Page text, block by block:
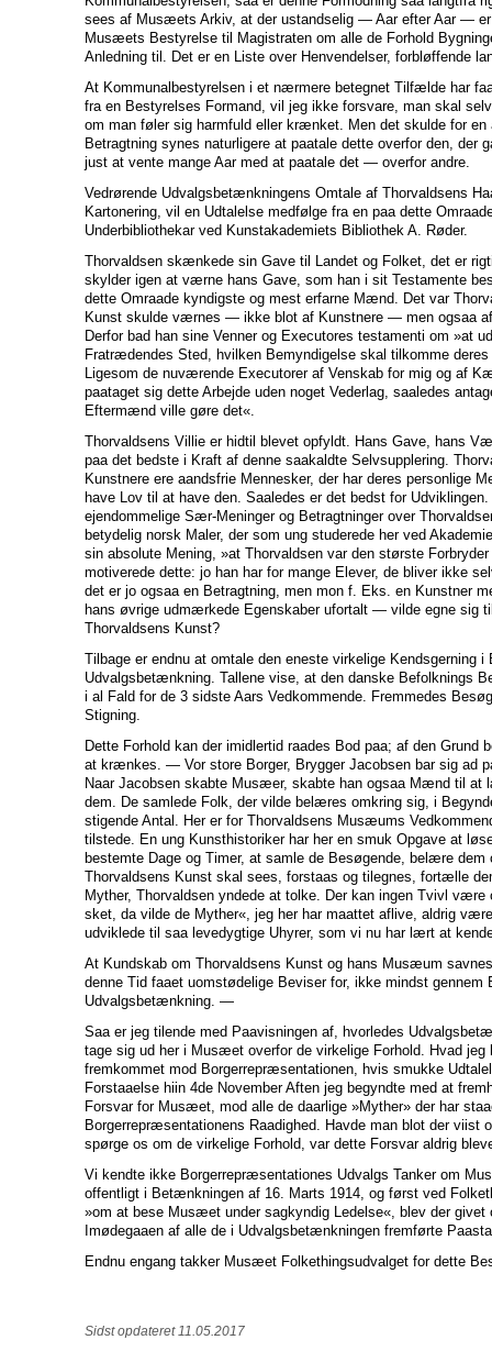
sees af Musæets Arkiv, at der ustandselig — Aar efter Aar — er
Musæets Bestyrelse til Magistraten om alle de Forhold
Anledning til. Det er en Liste over Henvendelser, forbløffende
At Kommunalbestyrelsen i et nærmere betegnet Tilfælde har
fra en Bestyrelses Formand, vil jeg ikke forsvare, man skal
om man føler sig harmfuld eller krænket. Men det skulde for en
Betragtning synes naturligere at paatale dette overfor den, der
just at vente mange Aar med at paatale det — overfor andre.
Vedrørende Udvalgsbetænkningens Omtale af Thorvaldsens
Kartonering, vil en Udtalelse medfølge fra en paa dette
Underbibliothekar ved Kunstakademiets Bibliothek A. Røder.
Thorvaldsen skænkede sin Gave til Landet og Folket, det er
skylder igen at værne hans Gave, som han i sit Testamente
dette Omraade kyndigste og mest erfarne Mænd. Det var
Kunst skulde værnes — ikke blot af Kunstnere — men ogsaa
Derfor bad han sine Venner og Executores testamenti om »at
Fratrædendes Sted, hvilken Bemyndigelse skal tilkomme
Ligesom de nuværende Executorer af Venskab for mig og af
paataget sig dette Arbejde uden noget Vederlag, saaledes
Eftermænd ville gøre det«.
Thorvaldsens Villie er hidtil blevet opfyldt. Hans Gave, hans
paa det bedste i Kraft af denne saakaldte Selvsupplering.
Kunstnere ere aandsfrie Mennesker, der har deres personlige
have Lov til at have den. Saaledes er det bedst for
ejendommelige Sær-Meninger og Betragtninger over
betydelig norsk Maler, der som ung studerede her ved
sin absolute Mening, »at Thorvaldsen var den største
motiverede dette: jo han har for mange Elever, de bliver ikke
det er jo ogsaa en Betragtning, men mon f. Eks. en Kunstner
hans øvrige udmærkede Egenskaber ufortalt — vilde egne sig
Thorvaldsens Kunst?
Tilbage er endnu at omtale den eneste virkelige Kendsgerning
Udvalgsbetænkning. Tallene vise, at den danske Befolknings
i al Fald for de 3 sidste Aars Vedkommende. Fremmedes
Stigning.
Dette Forhold kan der imidlertid raades Bod paa; af den Grund
at krænkes. — Vor store Borger, Brygger Jacobsen bar sig ad
Naar Jacobsen skabte Musæer, skabte han ogsaa Mænd til at
dem. De samlede Folk, der vilde belæres omkring sig, i
stigende Antal. Her er for Thorvaldsens Musæums
tilstede. En ung Kunsthistoriker har her en smuk Opgave at
bestemte Dage og Timer, at samle de Besøgende, belære dem
Thorvaldsens Kunst skal sees, forstaas og tilegnes, fortælle
Myther, Thorvaldsen yndede at tolke. Der kan ingen Tvivl
sket, da vilde de Myther«, jeg her har maattet aflive, aldrig
udviklede til saa levedygtige Uhyrer, som vi nu har lært at
At Kundskab om Thorvaldsens Kunst og hans Musæum
denne Tid faaet uomstødelige Beviser for, ikke mindst gennem
Udvalgsbetænkning. —
Saa er jeg tilende med Paavisningen af, hvorledes
tage sig ud her i Musæet overfor de virkelige Forhold. Hvad jeg
fremkommet mod Borgerrepræsentationen, hvis smukke
Forstaaelse hiin 4de November Aften jeg begyndte med at
Forsvar for Musæet, mod alle de daarlige »Myther» der har
Borgerrepræsentationens Raadighed. Havde man blot der viist
spørge os om de virkelige Forhold, var dette Forsvar aldrig
Vi kendte ikke Borgerrepræsentationes Udvalgs Tanker om
offentligt i Betænkningen af 16. Marts 1914, og først ved
»om at bese Musæet under sagkyndig Ledelse«, blev der givet
Imødegaaen af alle de i Udvalgsbetænkningen fremførte
Endnu engang takker Musæet Folkethingsudvalget for dette
Sidst opdateret 11.05.2017